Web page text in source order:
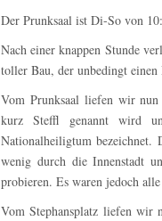
Der Prunksaal ist Di-So von
Nach einer knappen Stunde
toller Bau, der unbedingt einen
Vom Prunksaal liefen wir nun
kurz Steffl genannt wird
Nationalheiligtum bezeichnet.
wenig durch die Innenstadt
probieren. Es waren jedoch
Vom Stephansplatz liefen wir